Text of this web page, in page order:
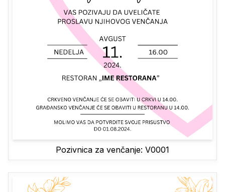
Pozivnica za venčanje: V0001